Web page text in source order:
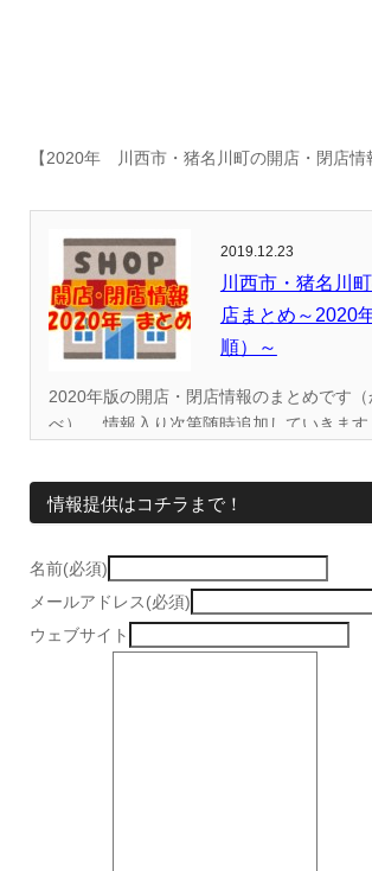
【2020年 川西市・猪名川町の開店・閉店情
2019.12.23
川西市・猪名川
店まとめ～2020
順）～
2020年版の開店・閉店情報のまとめです（
べ）。 情報入り次第随時追加していきます
情報提供はコチラまで！
名前(必須)
メールアドレス(必須)
ウェブサイト